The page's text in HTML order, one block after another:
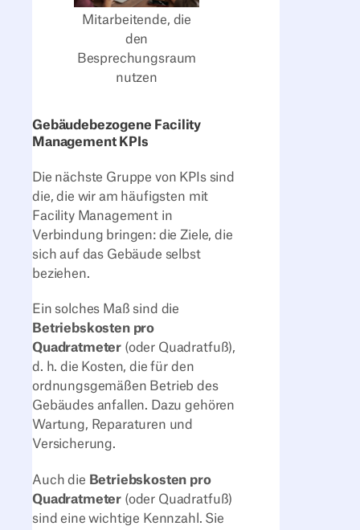
Mitarbeitende, die
den
Besprechungsraum
nutzen
Gebäudebezogene Facility
Management KPIs
Die nächste Gruppe von KPIs sind
die, die wir am häufigsten mit
Facility Management in
Verbindung bringen: die Ziele, die
sich auf das Gebäude selbst
beziehen.
Ein solches Maß sind die
Betriebskosten pro
Quadratmeter (oder Quadratfuß),
d. h. die Kosten, die für den
ordnungsgemäßen Betrieb des
Gebäudes anfallen. Dazu gehören
Wartung, Reparaturen und
Versicherung.
Auch die Betriebskosten pro
Quadratmeter (oder Quadratfuß)
sind eine wichtige Kennzahl. Sie